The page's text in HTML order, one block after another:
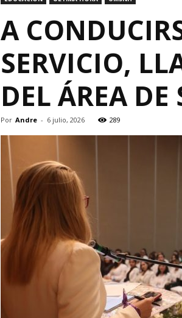
A
SERVICIO,
DEL ÁREA DE
Por Andre - 6 julio, 2026 289